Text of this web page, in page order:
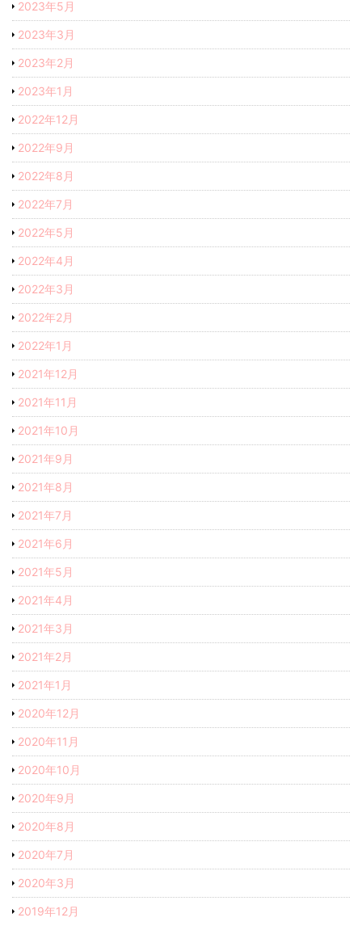
2023年5月
2023年3月
2023年2月
2023年1月
2022年12月
2022年9月
2022年8月
2022年7月
2022年5月
2022年4月
2022年3月
2022年2月
2022年1月
2021年12月
2021年11月
2021年10月
2021年9月
2021年8月
2021年7月
2021年6月
2021年5月
2021年4月
2021年3月
2021年2月
2021年1月
2020年12月
2020年11月
2020年10月
2020年9月
2020年8月
2020年7月
2020年3月
2019年12月